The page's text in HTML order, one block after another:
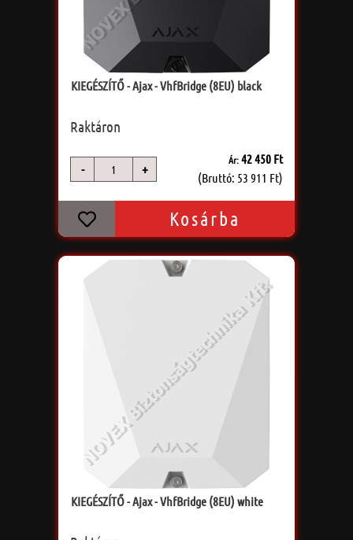
KIEGÉSZÍTŐ - Ajax - VhfBridge (8EU) black
Raktáron
- +
Ár:42 450 Ft
(Bruttó: 53 911 Ft)
Kosárba
KIEGÉSZÍTŐ - Ajax - VhfBridge (8EU) white